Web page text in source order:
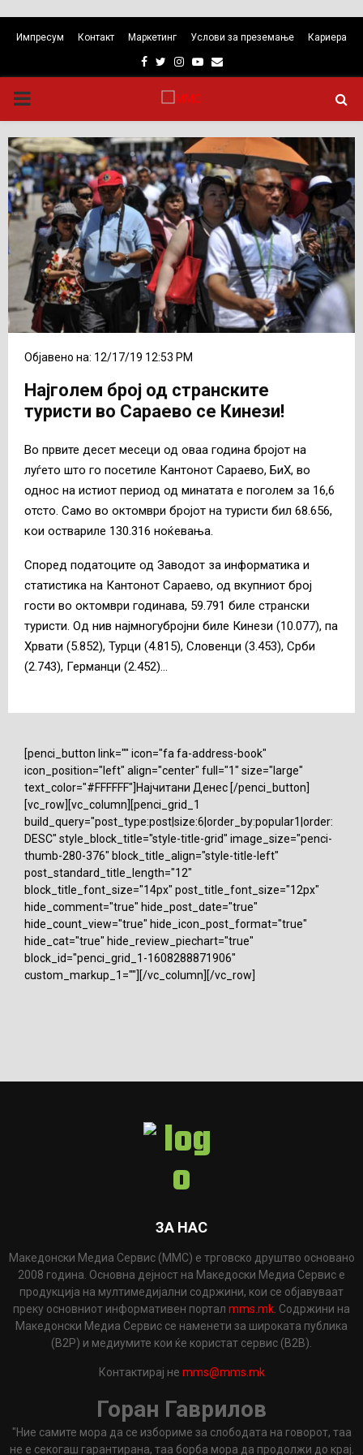
Импресум Контакт Маркетинг Услови за преземање Кариера
Facebook
TwitterInstagram
Youtube
Email
PRIMARY
MENU
Објавено на: 12/17/19 12:53 PM
Најголем број од странските
туристи во Сараево се Кинези!
Во првите десет месеци од оваа година бројот на
луѓето што го посетиле Кантонот Сараево, БиХ, во
однос на истиот период од минатата е поголем за 16,6
отсто. Само во октомври бројот на туристи бил 68.656,
кои оствариле 130.316 ноќевања.
Според податоците од Заводот за информатика и
статистика на Кантонот Сараево, од вкупниот број
гости во октомври годинава, 59.791 биле странски
туристи. Од нив најмногубројни биле Кинези (10.077), па
Хрвати (5.852), Турци (4.815), Словенци (3.453), Срби
(2.743), Германци (2.452)…
[penci_button link="" icon="fa fa-address-book"
icon_position="left" align="center" full="1" size="large"
text_color="#FFFFFF"]Најчитани Денес [/penci_button]
[vc_row][vc_column][penci_grid_1
build_query="post_type:post|size:6|order_by:popular1|order:
DESC" style_block_title="style-title-grid" image_size="penci-
thumb-280-376" block_title_align="style-title-left"
post_standard_title_length="12"
block_title_font_size="14px" post_title_font_size="12px"
hide_comment="true" hide_post_date="true"
hide_count_view="true" hide_icon_post_format="true"
hide_cat="true" hide_review_piechart="true"
block_id="penci_grid_1-1608288871906"
custom_markup_1=""][/vc_column][/vc_row]
ЗА НАС
Македонски Медиа Сервис (ММС) е трговско друштво основано
2008 година. Основна дејност на Македоски Медиа Сервис е
продукција на мултимедијални содржини, кои се објавуваат
преку основниот информативен портал mms.mk . Содржини на
Македонски Медиа Сервис се наменети за широката публика
(B2P) и медиумите кои ќе користат сервис (B2B).
Контактирај не mms@mms.mk
Горан Гаврилов
"Ние самите мора да се избориме за слободата на говорот, таа
не е секогаш гарантирана, таа борба мора да продолжи до крај.